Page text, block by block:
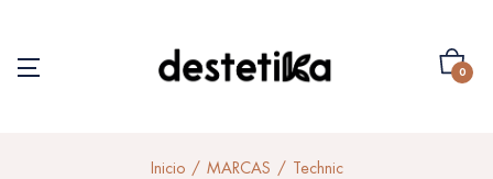
0
Inicio MARCAS
Technic